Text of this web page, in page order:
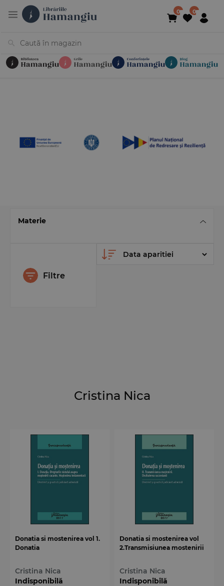
Materie
Filtre
Cristina Nica
Donatia si mostenirea vol 1.
Donatia
Cristina Nica
Indisponibilă
Donatia si mostenirea vol
2.Transmisiunea mostenirii
Cristina Nica
Indisponibilă